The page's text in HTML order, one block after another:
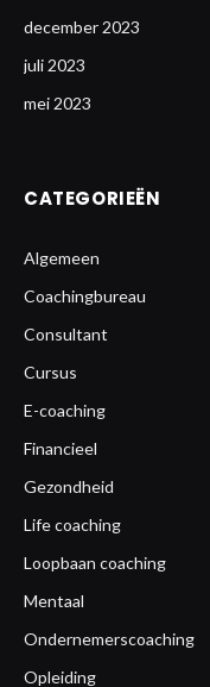
december 2023
juli 2023
mei 2023
CATEGORIEËN
Algemeen
Coachingbureau
Consultant
Cursus
E-coaching
Financieel
Gezondheid
Life coaching
Loopbaan coaching
Mentaal
Ondernemerscoaching
Opleiding